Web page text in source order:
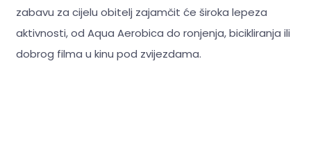
zabavu za cijelu obitelj zajamčit će široka lepeza
aktivnosti, od Aqua Aerobica do ronjenja, bicikliranja ili
dobrog filma u kinu pod zvijezdama.